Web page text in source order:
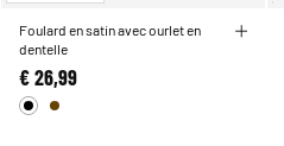
Foulard en satin avec ourlet en
dentelle
€ 26,99